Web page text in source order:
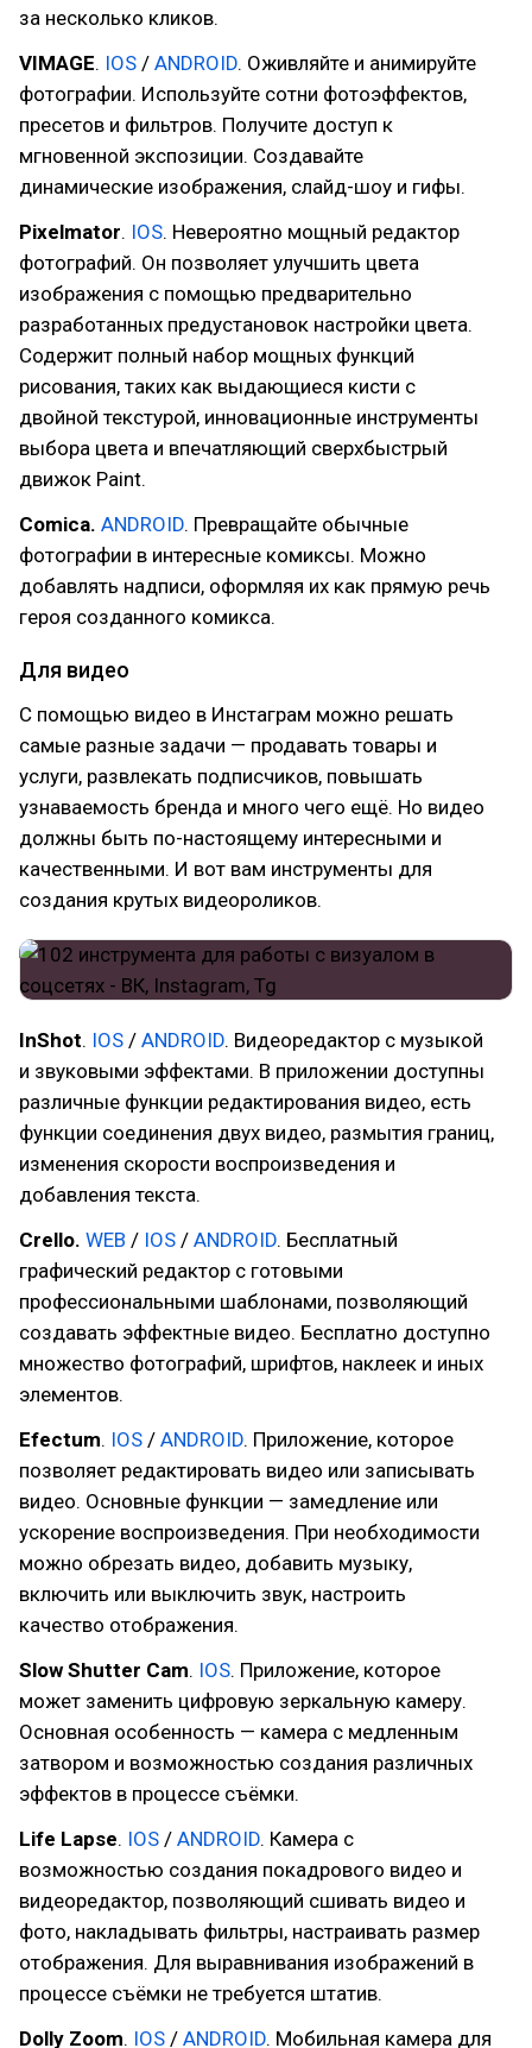
за несколько кликов.
VIMAGE. IOS / ANDROID. Оживляйте и анимируйте
фотографии. Используйте сотни фотоэффектов,
пресетов и фильтров. Получите доступ к
мгновенной экспозиции. Создавайте
динамические изображения, слайд-шоу и гифы.
Pixelmator. IOS. Невероятно мощный редактор
фотографий. Он позволяет улучшить цвета
изображения с помощью предварительно
разработанных предустановок настройки цвета.
Содержит полный набор мощных функций
рисования, таких как выдающиеся кисти с
двойной текстурой, инновационные инструменты
выбора цвета и впечатляющий сверхбыстрый
движок Paint.
Comica. ANDROID. Превращайте обычные
фотографии в интересные комиксы. Можно
добавлять надписи, оформляя их как прямую речь
героя созданного комикса.
Для видео
С помощью видео в Инстаграм можно решать
самые разные задачи — продавать товары и
услуги, развлекать подписчиков, повышать
узнаваемость бренда и много чего ещё. Но видео
должны быть по-настоящему интересными и
качественными. И вот вам инструменты для
создания крутых видеороликов.
InShot. IOS / ANDROID. Видеоредактор с музыкой
и звуковыми эффектами. В приложении доступны
различные функции редактирования видео, есть
функции соединения двух видео, размытия границ,
изменения скорости воспроизведения и
добавления текста.
Crello. WEB / IOS / ANDROID. Бесплатный
графический редактор с готовыми
профессиональными шаблонами, позволяющий
создавать эффектные видео. Бесплатно доступно
множество фотографий, шрифтов, наклеек и иных
элементов.
Efectum. IOS / ANDROID. Приложение, которое
позволяет редактировать видео или записывать
видео. Основные функции — замедление или
ускорение воспроизведения. При необходимости
можно обрезать видео, добавить музыку,
включить или выключить звук, настроить
качество отображения.
Slow Shutter Cam. IOS. Приложение, которое
может заменить цифровую зеркальную камеру.
Основная особенность — камера с медленным
затвором и возможностью создания различных
эффектов в процессе съёмки.
Life Lapse. IOS / ANDROID. Камера с
возможностью создания покадрового видео и
видеоредактор, позволяющий сшивать видео и
фото, накладывать фильтры, настраивать размер
отображения. Для выравнивания изображений в
процессе съёмки не требуется штатив.
Dolly Zoom. IOS / ANDROID. Мобильная камера для